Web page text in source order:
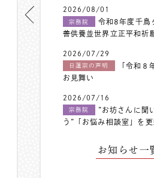
2026/08/01
宗務院
令和8年度千鳥
善供養並世界立正平和祈
2026/07/29
日蓮宗の声明
「令和８
お見舞い
2026/07/16
宗務院
”お坊さんに聞
う”「お悩み相談室」を更
お知らせ一